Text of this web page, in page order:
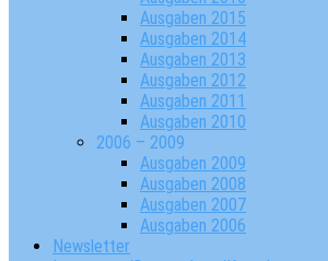
Ausgaben 2015
Ausgaben 2014
Ausgaben 2013
Ausgaben 2012
Ausgaben 2011
Ausgaben 2010
2006 – 2009
Ausgaben 2009
Ausgaben 2008
Ausgaben 2007
Ausgaben 2006
Newsletter